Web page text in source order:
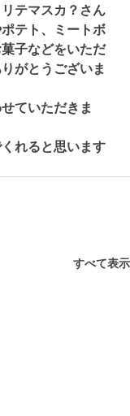
テマスカ？さん
テト、ミートボ
子などをいただ
がとうございま
ていただきま
れると思います
すべて表示